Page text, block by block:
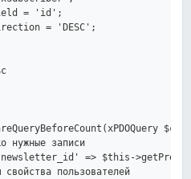
= 'id';
= 'DESC';
$c) {
нужные записи
=> $this-
свойства пользователей